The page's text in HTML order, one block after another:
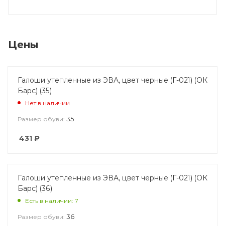
Цены
Галоши утепленные из ЭВА, цвет черные (Г-021) (ОК
Барс) (35)
Нет в наличии
Размер обуви: 35
431 ₽
Галоши утепленные из ЭВА, цвет черные (Г-021) (ОК
Барс) (36)
Есть в наличии: 7
Размер обуви: 36